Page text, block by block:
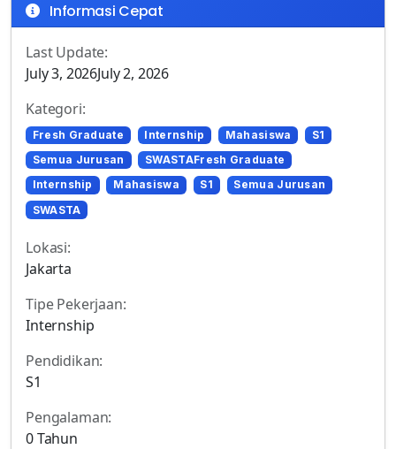
Informasi Cepat
Last Update:
July 3, 2026July 2, 2026
Kategori:
Fresh Graduate Internship Mahasiswa
S1
Semua Jurusan
SWASTAFresh Graduate
Internship
Mahasiswa S1
Semua Jurusan
SWASTA
Lokasi:
Jakarta
Tipe Pekerjaan:
Internship
Pendidikan:
S1
Pengalaman:
0 Tahun